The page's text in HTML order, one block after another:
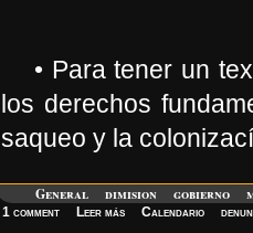
• Para tener un
los derechos
saqueo y la
General dimision gobierno
1 comment Leer más Calendario